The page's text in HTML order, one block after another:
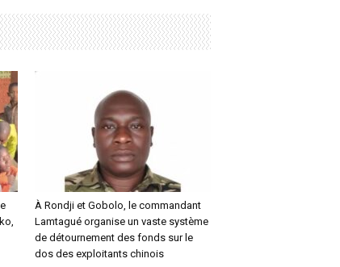
À Rondji et Gobolo, le commandant
Lamtagué organise un vaste système
de détournement des fonds sur le
dos des exploitants chinois